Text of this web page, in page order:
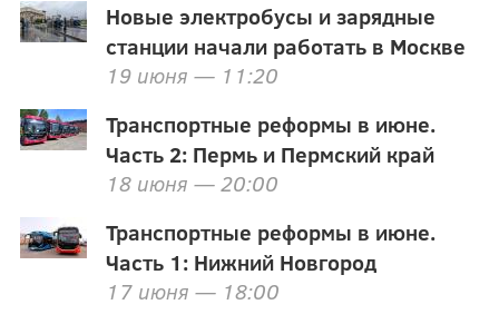
Новые электробусы и зарядные
станции начали работать в Москве
19 июня — 11:20
Транспортные реформы в июне.
Часть 2: Пермь и Пермский край
18 июня — 20:00
Транспортные реформы в июне.
Часть 1: Нижний Новгород
17 июня — 18:00